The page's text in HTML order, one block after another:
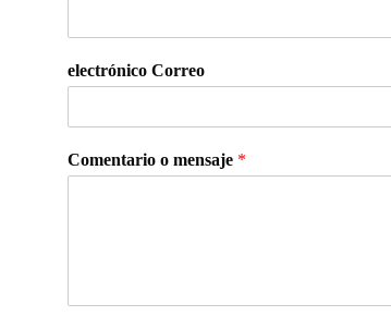
electrónico Correo
Comentario o mensaje *